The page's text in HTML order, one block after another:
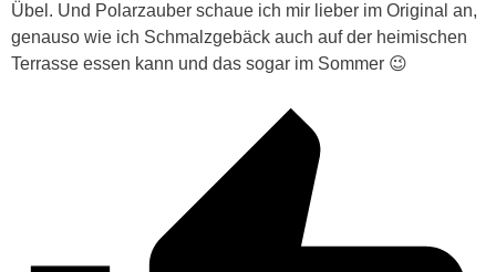
Übel. Und Polarzauber schaue ich mir lieber im Original an,
genauso wie ich Schmalzgebäck auch auf der heimischen
Terrasse essen kann und das sogar im Sommer 😉